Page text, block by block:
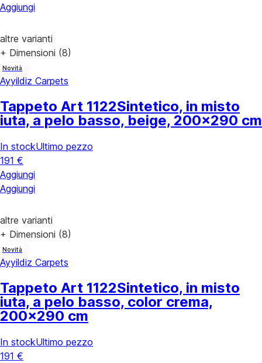
Aggiungi
altre varianti
+ Dimensioni (8)
Novità
Ayyildiz Carpets
Tappeto Art 1122Sintetico, in misto
iuta, a pelo basso, beige, 200x290 cm
In stockUltimo pezzo
191 €
Aggiungi
Aggiungi
altre varianti
+ Dimensioni (8)
Novità
Ayyildiz Carpets
Tappeto Art 1122Sintetico, in misto
iuta, a pelo basso, color crema,
200x290 cm
In stockUltimo pezzo
191 €